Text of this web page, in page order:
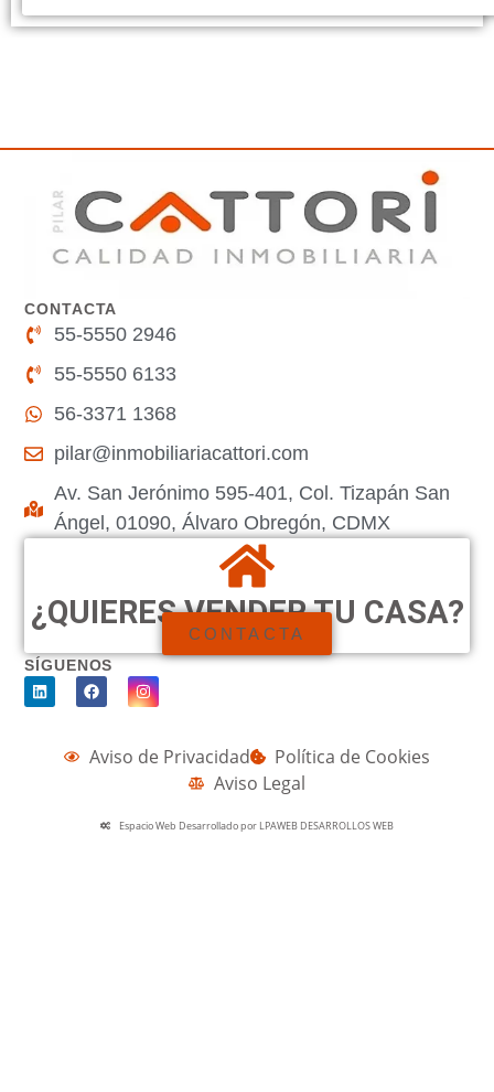
CONTACTA
55-5550 2946
55-5550 6133
56-3371 1368
pilar@inmobiliariacattori.com
Av. San Jerónimo 595-401, Col. Tizapán San
Ángel, 01090, Álvaro Obregón, CDMX
¿QUIERES VENDER TU CASA?
CONTACTA
SÍGUENOS
Aviso de Privacidad
Política de Cookies
Aviso Legal
Espacio Web Desarrollado por LPAWEB DESARROLLOS WEB